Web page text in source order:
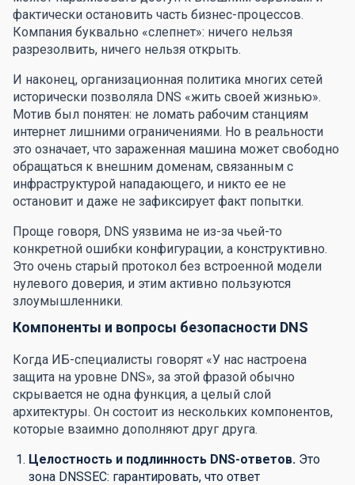
фактически остановить часть бизнес-процессов.
Компания буквально «слепнет»: ничего нельзя
разрезолвить, ничего нельзя открыть.
И наконец, организационная политика многих сетей
исторически позволяла DNS «жить своей жизнью».
Мотив был понятен: не ломать рабочим станциям
интернет лишними ограничениями. Но в реальности
это означает, что зараженная машина может свободно
обращаться к внешним доменам, связанным с
инфраструктурой нападающего, и никто ее не
остановит и даже не зафиксирует факт попытки.
Проще говоря, DNS уязвима не из-за чьей-то
конкретной ошибки конфигурации, а конструктивно.
Это очень старый протокол без встроенной модели
нулевого доверия, и этим активно пользуются
злоумышленники.
Компоненты и вопросы безопасности DNS
Когда ИБ-специалисты говорят «У нас настроена
защита на уровне DNS», за этой фразой обычно
скрывается не одна функция, а целый слой
архитектуры. Он состоит из нескольких компонентов,
которые взаимно дополняют друг друга.
Целостность и подлинность DNS-ответов. Это
зона DNSSEC: гарантировать, что ответ